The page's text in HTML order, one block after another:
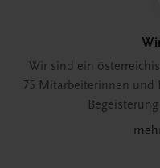
Wir sind ein
75 Mitarbeiterinnen und